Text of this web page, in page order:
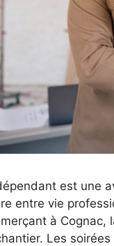
est une
entre vie
à Cognac,
Les